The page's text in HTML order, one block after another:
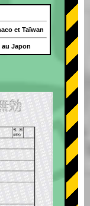
et Taïwan
au Japon